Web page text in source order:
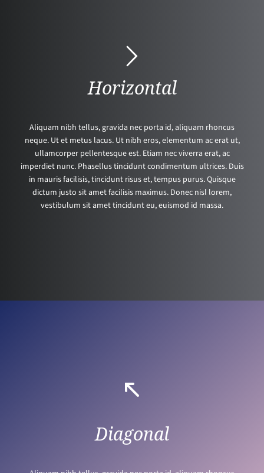
Horizontal
Aliquam nibh tellus, gravida nec porta id, aliquam rhoncus
neque. Ut et metus lacus. Ut nibh eros, elementum ac erat ut,
ullamcorper pellentesque est. Etiam nec viverra erat, ac
imperdiet nunc. Phasellus tincidunt condimentum ultrices. Duis
in mauris facilisis, tincidunt risus et, tempus purus. Quisque
dictum justo sit amet facilisis maximus. Donec nisl lorem,
vestibulum sit amet tincidunt eu, euismod id massa.
Diagonal